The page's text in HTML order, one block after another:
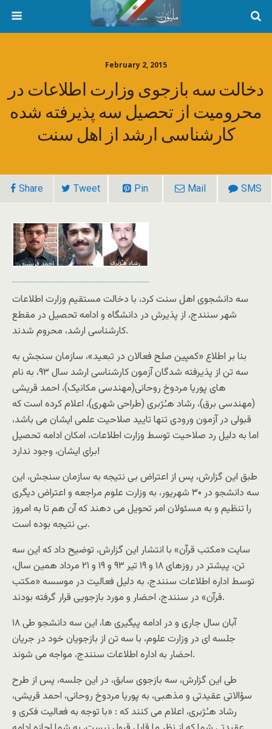
February 2, 2015
دخالت سه بازجوی وزارت اطلاعات در
محرومیت از تحصیل سه پذیرفته شده
کارشناسی ارشد از اهل سنت
Share Tweet Pin Mail SMS
سه دانشجوی اهل سنت کرد، با دخالت مستقیم وزارت اطلاعات
شهر سنندج، از پذیرش در دانشگاه و ادامه تحصیل در مقطع
کارشناسی ارشد، محروم شدند.
بنا بر اطلاع «کمپین صلح فعالان در تبعید»، سازمان سنجش به
سه تن از پذیرفته شدگان آزمون کارشناسی ارشد سال ۹۳، به نام
های پوریا مردوخ روحانی(مهندسی مکانیک)، احمد قریشی
(مهندسی برق)، رشاد هـُژبری (طراحی شهری)، اعلام کرده است که
قبولی در آزمون ورودی تنها تایید صلاحیت علمی ایشان می باشد،
اما به دلیل رد صلاحیت توسط وزارت اطلاعات، امکان ادامه تحصیل
برای ایشان، وجود ندارد!
طبق این گزارش، پس از اعتراض بی نتیجه به سازمان سنجش، این
سه دانشجو در ۳۰ شهریور، به وزارت علوم مراجعه و اعتراض دیگری
را تنظیم و به مسئولان امر تحویل می دهند که آن هم تا به امروز
بی نتیجه بوده است.
سایت «مکتب قرآن» با انتشار این گزارش، توضیح داد که این سه
تن، پیشتر در روزهای ۱۸ و ۱۹ تیر ۹۳ و ۱۹ و ۲۱ مرداد همین سال،
توسط اداره اطلاعات سنندج، به دلیل فعالیت در موسسه «مکتب
قرآن» در سنندج، احضار و مورد بازجویی قرار گرفته بودند.
۱۸ آبان سال جاری و در ادامه پیگیری ها، این سه دانشجو طی
جلسه ای در وزارت علوم، با سه تن از بازجویان خود در جریان
احضار به اداره اطلاعات سنندج، مواجه می شوند.
طی این گزارش، سه بازجوی سابق، در این جلسه، پس از طرح
سؤالاتی عقیدتی و مذهبی، به پوریا مردوخ روحانی، احمد قریشی،
رشاد هـُژبری، اعلام می کنند که : «با توجه به فعالیت فکری و